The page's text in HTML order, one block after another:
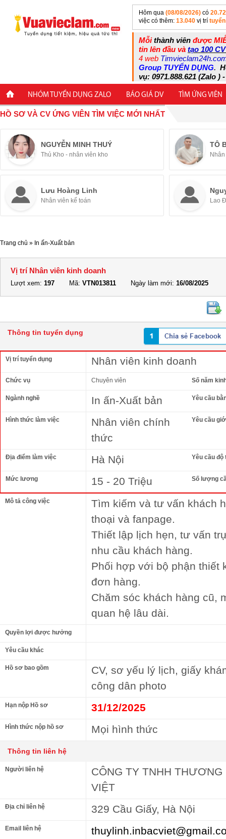
Hôm qua (08/08/2026) có
việc có thêm: 13.040 vị trí
Mỗithành viên được
tin lên đầu và tạo 100
4 web
Group TUYỂN DỤNG.
vụ: 0971.888.621 (Zalo )
NHÓM TUYỂN DỤNG ZALO BÁO GIÁ DV TÌM ỨNG VIÊN
HỒ SƠ VÀ CV ỨNG VIÊN TÌM VIỆC MỚI NHẤT
NGUYỄN MINH THUÝ
Thủ Kho - nhân viên kho
TÔ
Lưu Hoàng Linh
Nhân viên kế toán Lao
Trang chủ » In ấn-Xuất bản
Vị trí Nhân viên kinh doanh
Lượt xem: 197 Mã: VTN013811 Ngày làm mới: 16/08/2025
Thông tin tuyển dụng
Vị trí tuyển dụng Nhân viên kinh doanh
Chức vụ Chuyên viên Số năm
Ngành nghề In ấn-Xuất bản Yêu cầu
Hình thức làm việc
Nhân viên chính
thức
Yêu cầu
Địa điểm làm việc Hà Nội Yêu cầu độ
Mức lương 15 - 20 Triệu Số lượng
Mô tả công việc
Tìm kiếm và tư vấn khách
thoại và fanpage.
Thiết lập lịch hẹn, tư vấn
nhu cầu khách hàng.
Phối hợp với bộ phận thiết
đơn hàng.
Chăm sóc khách hàng cũ,
quan hệ lâu dài.
Quyền lợi được hưởng
Yêu cầu khác
Hồ sơ bao gồm
CV, sơ yếu lý lịch, giấy
công dân photo
Hạn nộp Hồ sơ 31/12/2025
Hình thức nộp hồ sơ Mọi hình thức
Thông tin liên hệ
Người liên hệ
CÔNG TY TNHH
VIỆT
Địa chỉ liên hệ 329 Cầu Giấy, Hà Nội
Email liên hệ